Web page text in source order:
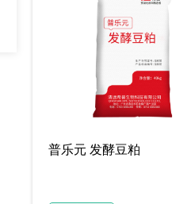
普乐元 发酵豆粕